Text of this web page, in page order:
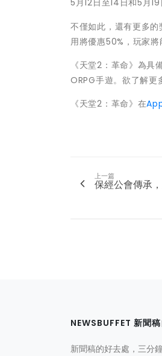
5月12日至14日和5月
不僅如此，還有更多
用將優惠50%，玩家將
《天堂2：革命》為
ORPG手遊。欲了解更
《天堂2：革命》在
上一篇
保經公會傳承
NEWSBUFFET 新聞
新聞稿的好去處，三分